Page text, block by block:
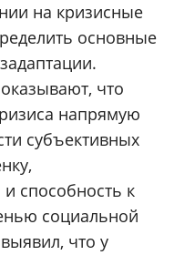
на кризисные
основные
что
напрямую
субъективных
способность к
социальной
что у